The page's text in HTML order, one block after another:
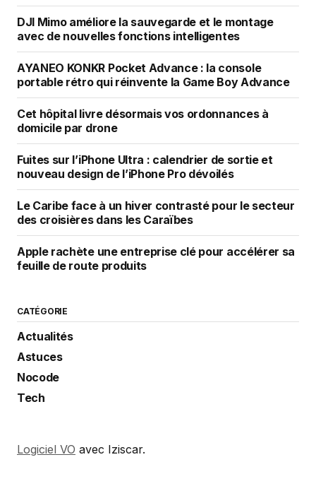
DJI Mimo améliore la sauvegarde et le montage
avec de nouvelles fonctions intelligentes
AYANEO KONKR Pocket Advance : la console
portable rétro qui réinvente la Game Boy Advance
Cet hôpital livre désormais vos ordonnances à
domicile par drone
Fuites sur l’iPhone Ultra : calendrier de sortie et
nouveau design de l’iPhone Pro dévoilés
Le Caribe face à un hiver contrasté pour le secteur
des croisières dans les Caraïbes
Apple rachète une entreprise clé pour accélérer sa
feuille de route produits
CATÉGORIE
Actualités
Astuces
Nocode
Tech
Logiciel VO avec Iziscar.